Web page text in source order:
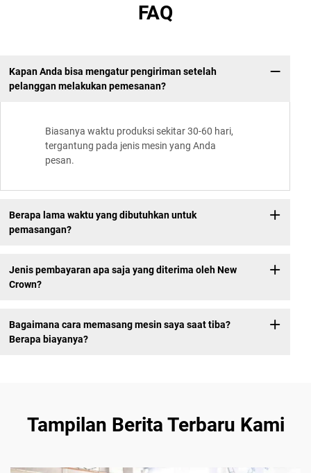
FAQ
Kapan Anda bisa mengatur pengiriman setelah
pelanggan melakukan pemesanan?
Biasanya waktu produksi sekitar 30-60 hari,
tergantung pada jenis mesin yang Anda
pesan.
Berapa lama waktu yang dibutuhkan untuk
pemasangan?
Jenis pembayaran apa saja yang diterima oleh New
Crown?
Bagaimana cara memasang mesin saya saat tiba?
Berapa biayanya?
Tampilan Berita Terbaru Kami